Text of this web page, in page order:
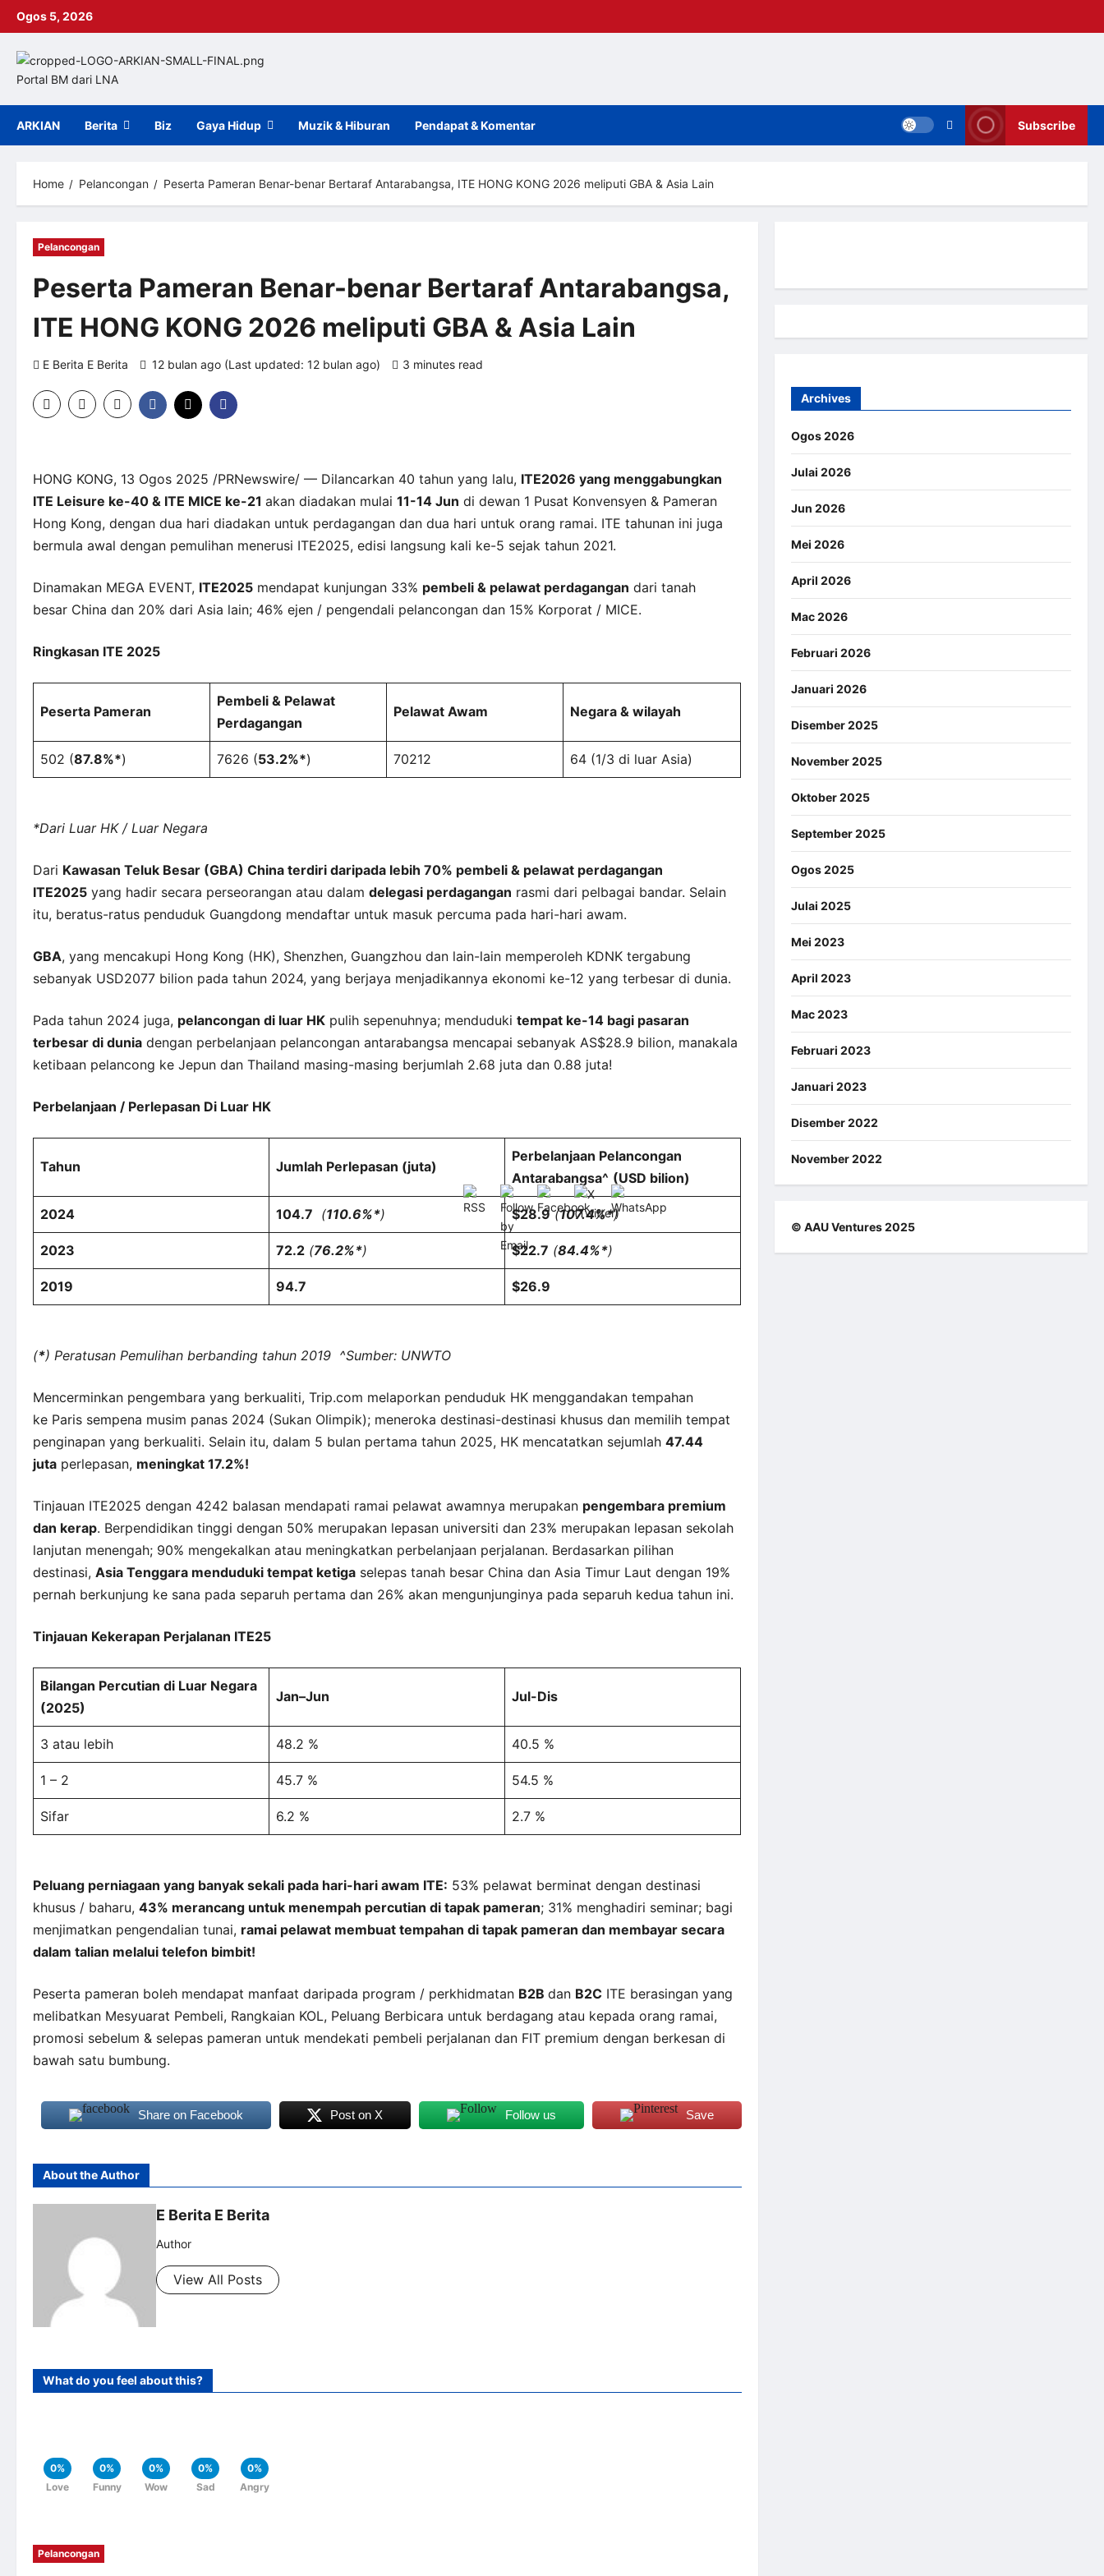
Skip
Ogos 5, 2026
Portal BM dari LNA
ARKIAN Berita Biz Gaya Hidup Muzik & Hiburan Pendapat & Komentar Subscribe
Home Pelancongan Peserta Pameran Benar-benar Bertaraf Antarabangsa, ITE HONG KONG 2026 meliputi GBA & Asia Lain
Pelancongan
Peserta Pameran Benar-benar Bertaraf Antarabangsa,
ITE HONG KONG 2026 meliputi GBA & Asia Lain
E Berita E Berita 12 bulan ago (Last updated: 12 bulan ago) 3 minutes read
HONG KONG, 13 Ogos 2025 /PRNewswire/ — Dilancarkan 40 tahun yang lalu, ITE2026 yang menggabungkan
ITE Leisure ke-40 & ITE MICE ke-21 akan diadakan mulai 11-14 Jun di dewan 1 Pusat Konvensyen & Pameran
Hong Kong, dengan dua hari diadakan untuk perdagangan dan dua hari untuk orang ramai. ITE tahunan ini juga
bermula awal dengan pemulihan menerusi ITE2025, edisi langsung kali ke-5 sejak tahun 2021.
Dinamakan MEGA EVENT, ITE2025 mendapat kunjungan 33% pembeli & pelawat perdagangan dari tanah
besar China dan 20% dari Asia lain; 46% ejen / pengendali pelancongan dan 15% Korporat / MICE.
Ringkasan ITE 2025
Peserta Pameran
Pembeli & Pelawat
Perdagangan
Pelawat Awam Negara & wilayah
502 (87.8%*) 7626 (53.2%*) 70212 64 (1/3 di luar Asia)
*Dari Luar HK / Luar Negara
Dari Kawasan Teluk Besar (GBA) China terdiri daripada lebih 70% pembeli & pelawat perdagangan
ITE2025 yang hadir secara perseorangan atau dalam delegasi perdagangan rasmi dari pelbagai bandar. Selain
itu, beratus-ratus penduduk Guangdong mendaftar untuk masuk percuma pada hari-hari awam.
GBA, yang mencakupi Hong Kong (HK), Shenzhen, Guangzhou dan lain-lain memperoleh KDNK tergabung
sebanyak USD2077 bilion pada tahun 2024, yang berjaya menjadikannya ekonomi ke-12 yang terbesar di dunia.
Pada tahun 2024 juga, pelancongan di luar HK pulih sepenuhnya; menduduki tempat ke-14 bagi pasaran
terbesar di dunia dengan perbelanjaan pelancongan antarabangsa mencapai sebanyak AS$28.9 bilion, manakala
ketibaan pelancong ke Jepun dan Thailand masing-masing berjumlah 2.68 juta dan 0.88 juta!
Perbelanjaan / Perlepasan Di Luar HK
Tahun Jumlah Perlepasan (juta)
Perbelanjaan Pelancongan
Antarabangsa^ (USD bilion)
2024 104.7 (110.6%*) $28.9 (107.4%*)
2023 72.2 (76.2%*) $22.7 (84.4%*)
2019 94.7 $26.9
(*) Peratusan Pemulihan berbanding tahun 2019 ^Sumber: UNWTO
Mencerminkan pengembara yang berkualiti, Trip.com melaporkan penduduk HK menggandakan tempahan
ke Paris sempena musim panas 2024 (Sukan Olimpik); meneroka destinasi-destinasi khusus dan memilih tempat
penginapan yang berkualiti. Selain itu, dalam 5 bulan pertama tahun 2025, HK mencatatkan sejumlah 47.44
juta perlepasan, meningkat 17.2%!
Tinjauan ITE2025 dengan 4242 balasan mendapati ramai pelawat awamnya merupakan pengembara premium
dan kerap. Berpendidikan tinggi dengan 50% merupakan lepasan universiti dan 23% merupakan lepasan sekolah
lanjutan menengah; 90% mengekalkan atau meningkatkan perbelanjaan perjalanan. Berdasarkan pilihan
destinasi, Asia Tenggara menduduki tempat ketiga selepas tanah besar China dan Asia Timur Laut dengan 19%
pernah berkunjung ke sana pada separuh pertama dan 26% akan mengunjunginya pada separuh kedua tahun ini.
Tinjauan Kekerapan Perjalanan ITE25
Bilangan Percutian di Luar Negara
(2025)
Jan–Jun Jul-Dis
3 atau lebih 48.2 % 40.5 %
1 – 2 45.7 % 54.5 %
Sifar 6.2 % 2.7 %
Peluang perniagaan yang banyak sekali pada hari-hari awam ITE: 53% pelawat berminat dengan destinasi
khusus / baharu, 43% merancang untuk menempah percutian di tapak pameran; 31% menghadiri seminar; bagi
menjimatkan pengendalian tunai, ramai pelawat membuat tempahan di tapak pameran dan membayar secara
dalam talian melalui telefon bimbit!
Peserta pameran boleh mendapat manfaat daripada program / perkhidmatan B2B dan B2C ITE berasingan yang
melibatkan Mesyuarat Pembeli, Rangkaian KOL, Peluang Berbicara untuk berdagang atau kepada orang ramai,
promosi sebelum & selepas pameran untuk mendekati pembeli perjalanan dan FIT premium dengan berkesan di
bawah satu bumbung.
Share on Facebook Post on X Follow us Save
About the Author
E Berita E Berita
Author
View All Posts
What do you feel about this?
0%
Love
0%
Funny
0%
Wow
0%
Sad
0%
Angry
Pelancongan
Archives
Ogos 2026
Julai 2026
Jun 2026
Mei 2026
April 2026
Mac 2026
Februari 2026
Januari 2026
Disember 2025
November 2025
Oktober 2025
September 2025
Ogos 2025
Julai 2025
Mei 2023
April 2023
Mac 2023
Februari 2023
Januari 2023
Disember 2022
November 2022
© AAU Ventures 2025